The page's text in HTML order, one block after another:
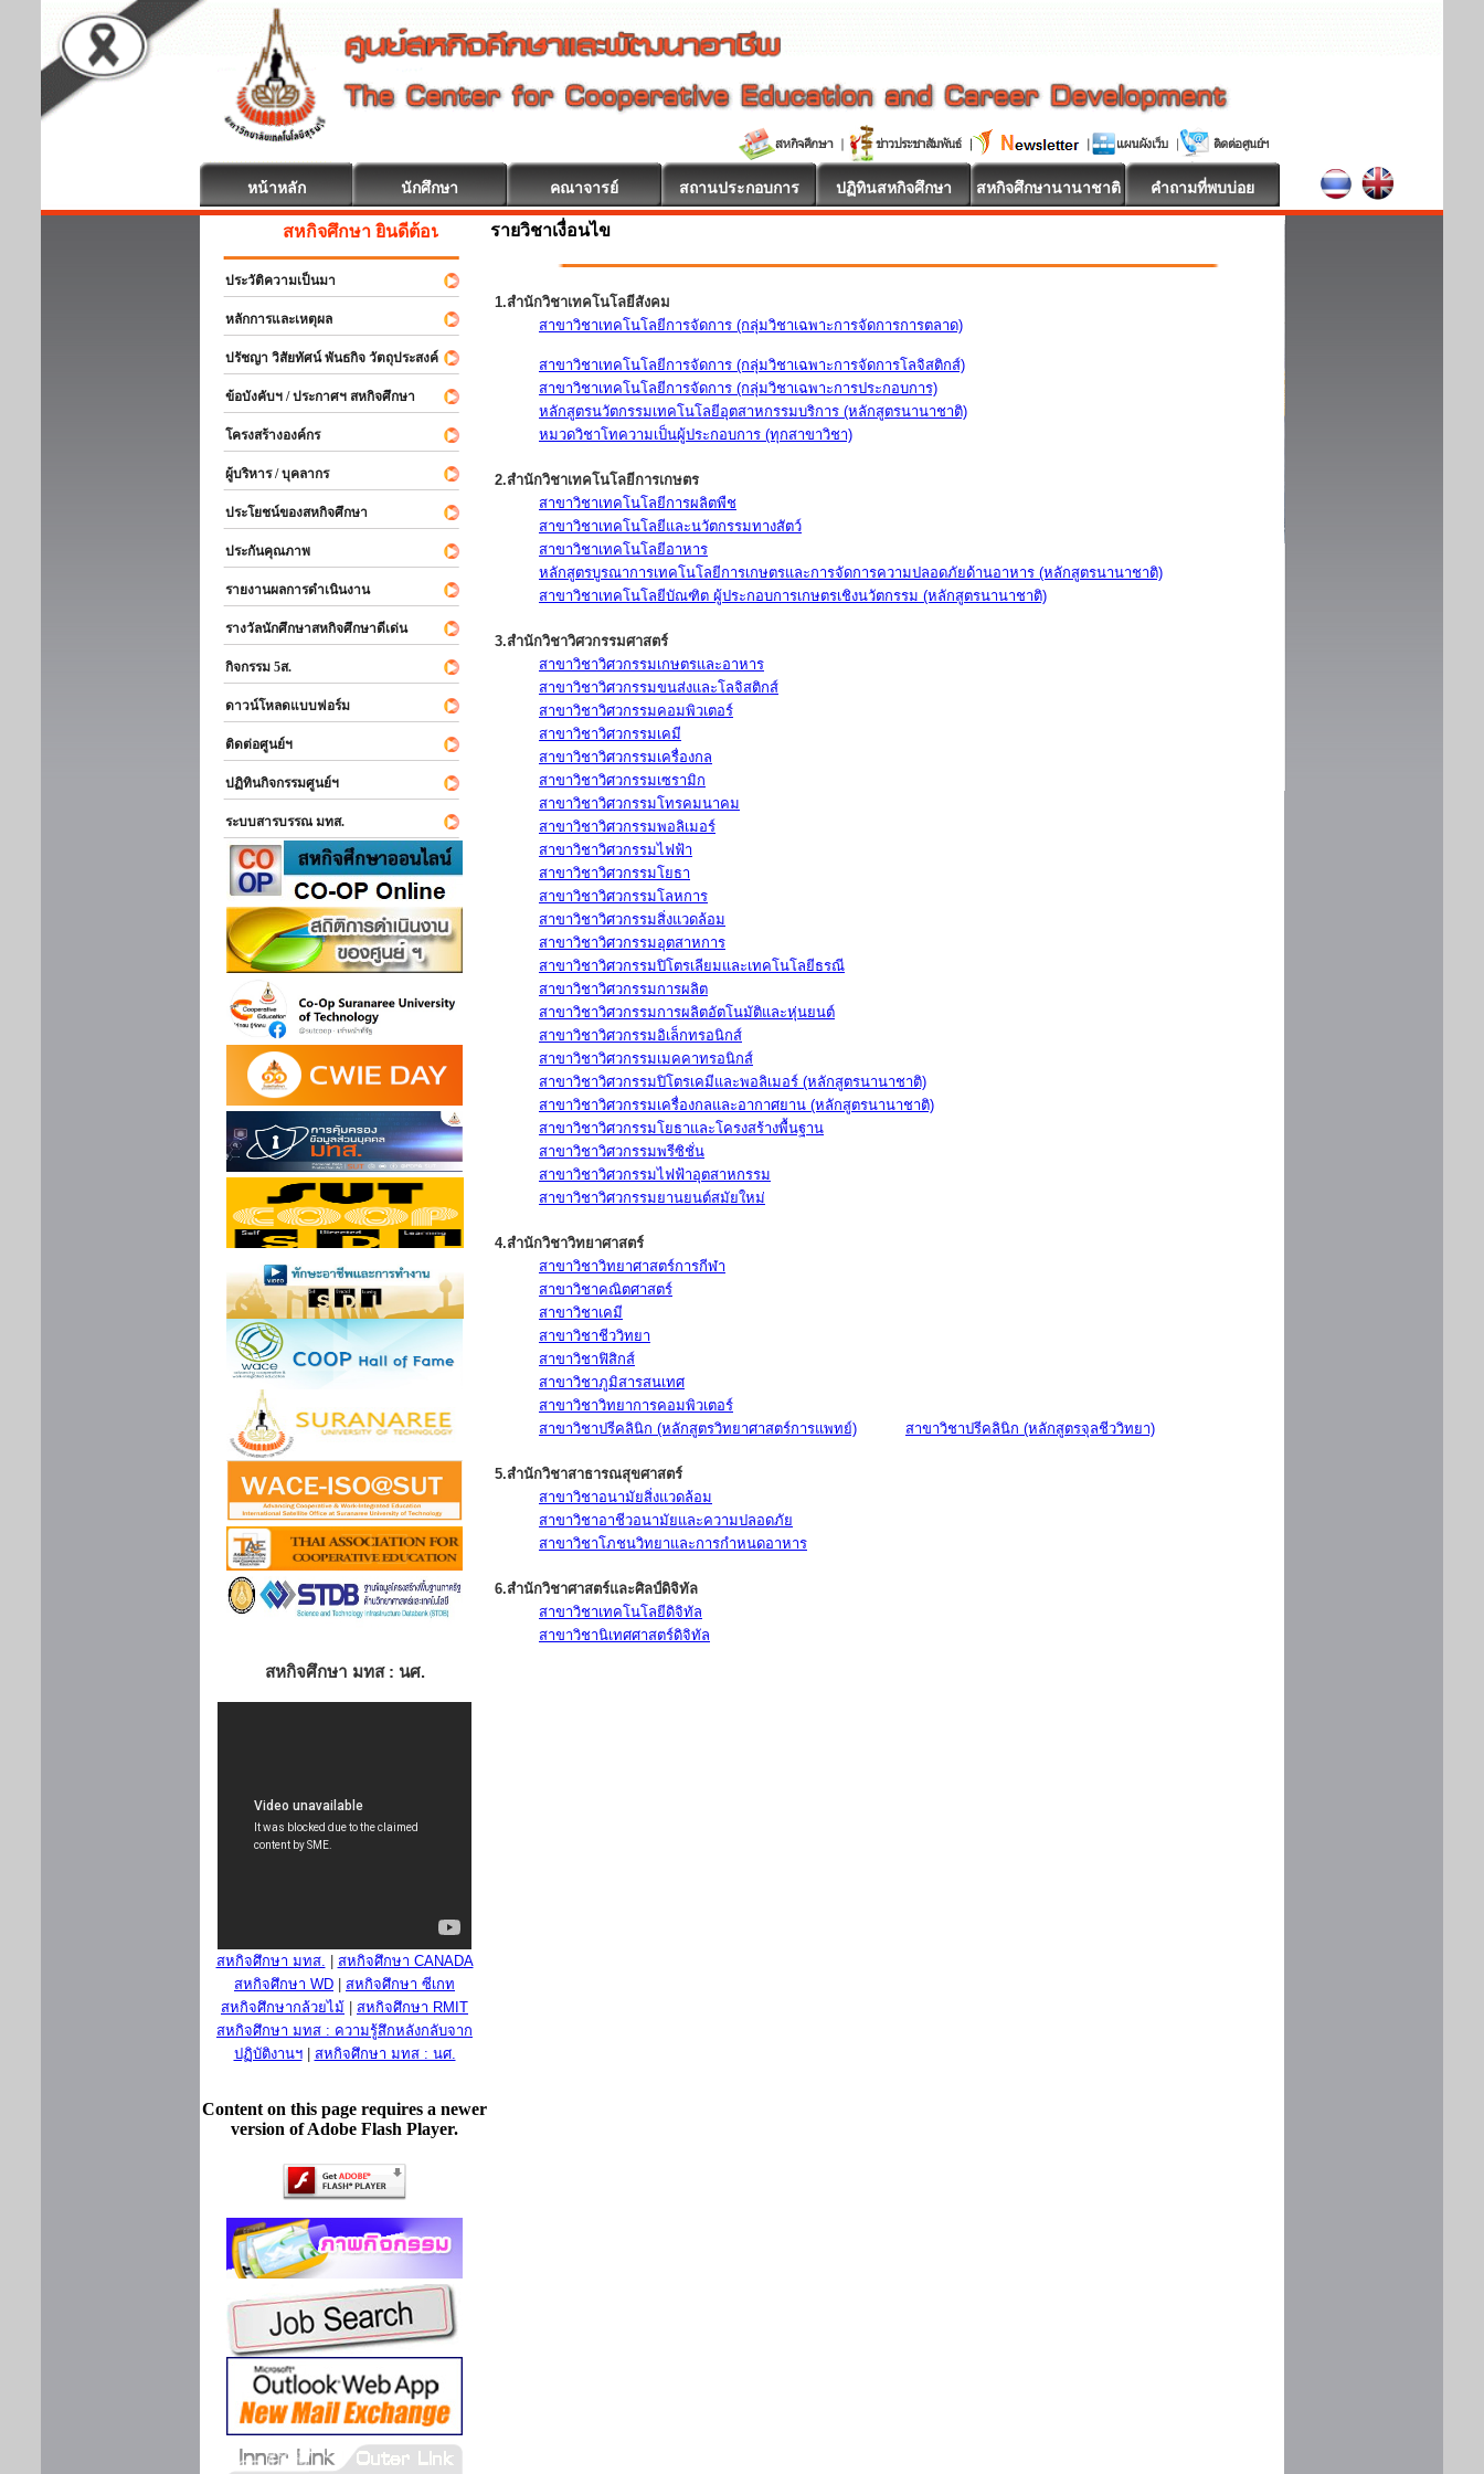
หน้าหลัก นักศึกษา คณาจารย์ สถานประกอบการ ปฏิทินสหกิจศึกษา สหกิจศึกษานานาชาติ คำถามที่พบบ่อย
สหกิจศึกษา ยินดีต้อนรับ
ประวัติความเป็นมา
หลักการและเหตุผล
ปรัชญา วิสัยทัศน์ พันธกิจ วัตถุประสงค์
ข้อบังคับฯ / ประกาศฯ สหกิจศึกษา
โครงสร้างองค์กร
ผู้บริหาร / บุคลากร
ประโยชน์ของสหกิจศึกษา
ประกันคุณภาพ
รายงานผลการดำเนินงาน
รางวัลนักศึกษาสหกิจศึกษาดีเด่น
กิจกรรม 5ส.
ดาวน์โหลดแบบฟอร์ม
ติดต่อศูนย์ฯ
ปฏิทินกิจกรรมศูนย์ฯ
ระบบสารบรรณ มทส.
สหกิจศึกษา มทส : นศ.
สหกิจศึกษา มทส.
สหกิจศึกษา CANADA
สหกิจศึกษา WD
สหกิจศึกษา ซีเกท
สหกิจศึกษากล้วยไม้
สหกิจศึกษา RMIT
สหกิจศึกษา มทส : ความรู้สึกหลังกลับจาก
ปฏิบัติงานฯ| สหกิจศึกษา มทส : นศ.
Content on this page requires a newer
version of Adobe Flash Player.
รายวิชาเงื่อนไข
1.สำนักวิชาเทคโนโลยีสังคม
สาขาวิชาเทคโนโลยีการจัดการ (กลุ่มวิชาเฉพาะการจัดการการตลาด)
สาขาวิชาเทคโนโลยีการจัดการ (กลุ่มวิชาเฉพาะการจัดการโลจิสติกส์)
สาขาวิชาเทคโนโลยีการจัดการ (กลุ่มวิชาเฉพาะการประกอบการ)
หลักสูตรนวัตกรรมเทคโนโลยีอุตสาหกรรมบริการ (หลักสูตรนานาชาติ)
หมวดวิชาโทความเป็นผู้ประกอบการ (ทุกสาขาวิชา)
2.สำนักวิชาเทคโนโลยีการเกษตร
สาขาวิชาเทคโนโลยีการผลิตพืช
สาขาวิชาเทคโนโลยีและนวัตกรรมทางสัตว์
สาขาวิชาเทคโนโลยีอาหาร
หลักสูตรบูรณาการเทคโนโลยีการเกษตรและการจัดการความปลอดภัยด้านอาหาร (หลักสูตรนานาชาติ)
สาขาวิชาเทคโนโลยีบัณฑิต ผู้ประกอบการเกษตรเชิงนวัตกรรม (หลักสูตรนานาชาติ)
3.สำนักวิชาวิศวกรรมศาสตร์
สาขาวิชาวิศวกรรมเกษตรและอาหาร
สาขาวิชาวิศวกรรมขนส่งและโลจิสติกส์
สาขาวิชาวิศวกรรมคอมพิวเตอร์
สาขาวิชาวิศวกรรมเคมี
สาขาวิชาวิศวกรรมเครื่องกล
สาขาวิชาวิศวกรรมเซรามิก
สาขาวิชาวิศวกรรมโทรคมนาคม
สาขาวิชาวิศวกรรมพอลิเมอร์
สาขาวิชาวิศวกรรมไฟฟ้า
สาขาวิชาวิศวกรรมโยธา
สาขาวิชาวิศวกรรมโลหการ
สาขาวิชาวิศวกรรมสิ่งแวดล้อม
สาขาวิชาวิศวกรรมอุตสาหการ
สาขาวิชาวิศวกรรมปิโตรเลียมและเทคโนโลยีธรณี
สาขาวิชาวิศวกรรมการผลิต
สาขาวิชาวิศวกรรมการผลิตอัตโนมัติและหุ่นยนต์
สาขาวิชาวิศวกรรมอิเล็กทรอนิกส์
สาขาวิชาวิศวกรรมเมคคาทรอนิกส์
สาขาวิชาวิศวกรรมปิโตรเคมีและพอลิเมอร์ (หลักสูตรนานาชาติ)
สาขาวิชาวิศวกรรมเครื่องกลและอากาศยาน (หลักสูตรนานาชาติ)
สาขาวิชาวิศวกรรมโยธาและโครงสร้างพื้นฐาน
สาขาวิชาวิศวกรรมพรีซิชั่น
สาขาวิชาวิศวกรรมไฟฟ้าอุตสาหกรรม
สาขาวิชาวิศวกรรมยานยนต์สมัยใหม่
4.สำนักวิชาวิทยาศาสตร์
สาขาวิชาวิทยาศาสตร์การกีฬา
สาขาวิชาคณิตศาสตร์
สาขาวิชาเคมี
สาขาวิชาชีววิทยา
สาขาวิชาฟิสิกส์
สาขาวิชาภูมิสารสนเทศ
สาขาวิชาวิทยาการคอมพิวเตอร์
สาขาวิชาปรีคลินิก (หลักสูตรวิทยาศาสตร์การแพทย์)
สาขาวิชาปรีคลินิก (หลักสูตรจุลชีววิทยา)
5.สำนักวิชาสาธารณสุขศาสตร์
สาขาวิชาอนามัยสิ่งแวดล้อม
สาขาวิชาอาชีวอนามัยและความปลอดภัย
สาขาวิชาโภชนวิทยาและการกำหนดอาหาร
6.สำนักวิชาศาสตร์และศิลป์ดิจิทัล
สาขาวิชาเทคโนโลยีดิจิทัล
สาขาวิชานิเทศศาสตร์ดิจิทัล